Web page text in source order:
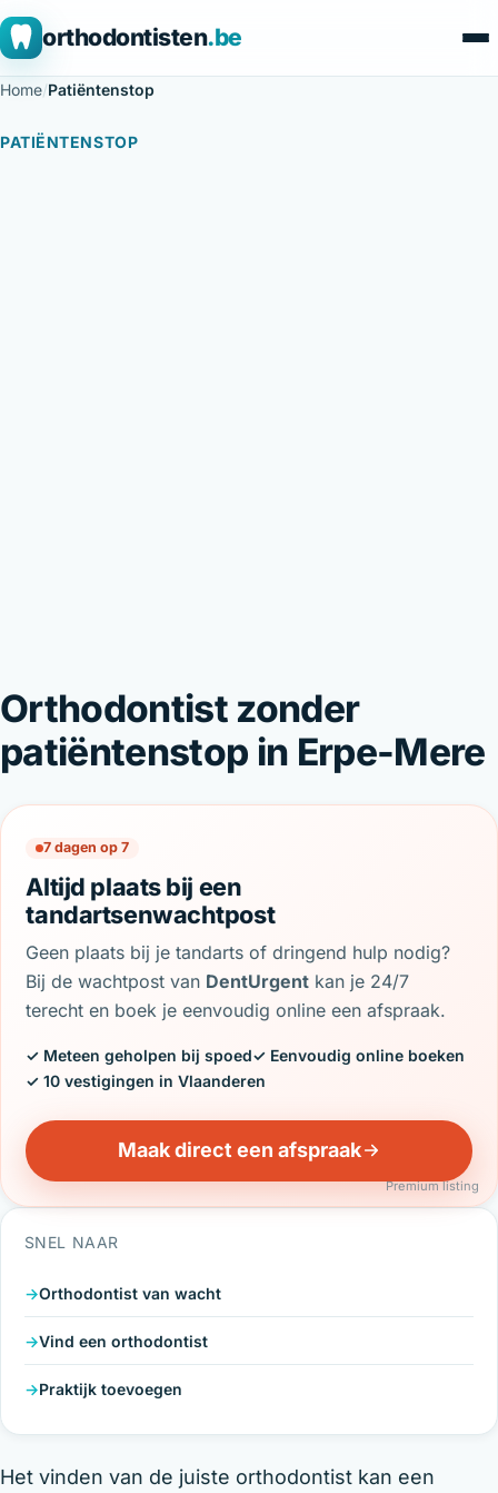
orthodontisten.be
Home/Patiëntenstop
PATIËNTENSTOP
Orthodontist zonder
patiëntenstop in Erpe-Mere
7 dagen op 7
Altijd plaats bij een
tandartsenwachtpost
Geen plaats bij je tandarts of dringend hulp nodig?
Bij de wachtpost van DentUrgent kan je 24/7
terecht en boek je eenvoudig online een afspraak.
✓ Meteen geholpen bij spoed✓ Eenvoudig online boeken
✓ 10 vestigingen in Vlaanderen
Maak direct een afspraak
Premium listing
SNEL NAAR
Orthodontist van wacht
Vind een orthodontist
Praktijk toevoegen
Het vinden van de juiste orthodontist kan een